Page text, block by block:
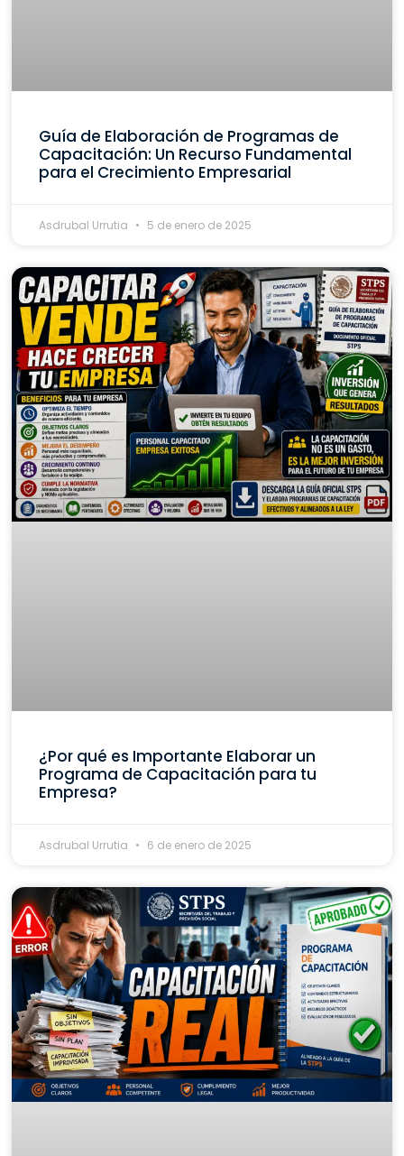
Guía de Elaboración de Programas de
Capacitación: Un Recurso Fundamental
para el Crecimiento Empresarial
Asdrubal Urrutia 5 de enero de 2025
¿Por qué es Importante Elaborar un
Programa de Capacitación para tu
Empresa?
Asdrubal Urrutia 6 de enero de 2025